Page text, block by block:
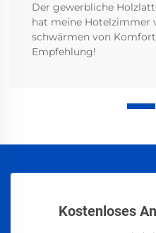
Der gewerbliche
hat meine Hotelzimmer
schwärmen von
Empfehlung!
Kostenloses